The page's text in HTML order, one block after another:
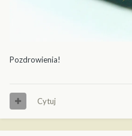
Pozdrowienia!
Cytuj